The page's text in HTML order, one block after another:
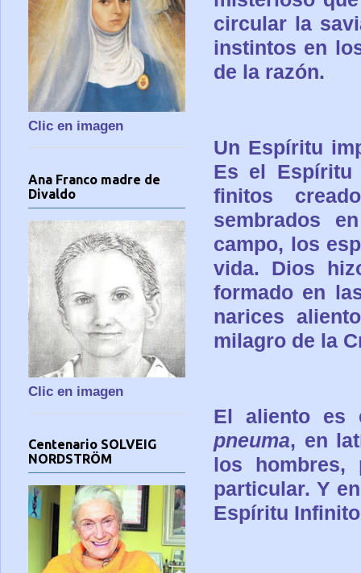
circular la
instintos en
de la razón.
Un Espíritu
Es el Espíritu
finitos
sembrados
campo, los
vida. Dios
formado en
narices
milagro de la
El aliento es
pneuma, en
los hombres,
particular. Y
Espíritu
Clic en imagen
Ana Franco madre de
Divaldo
Clic en imagen
Centenario SOLVEIG
NORDSTRÖM